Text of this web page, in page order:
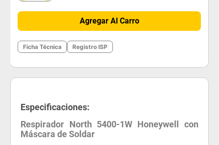
Agregar Al Carro
Ficha Técnica Registro ISP
Especificaciones:
Respirador North 5400-1W Honeywell con
Máscara de Soldar